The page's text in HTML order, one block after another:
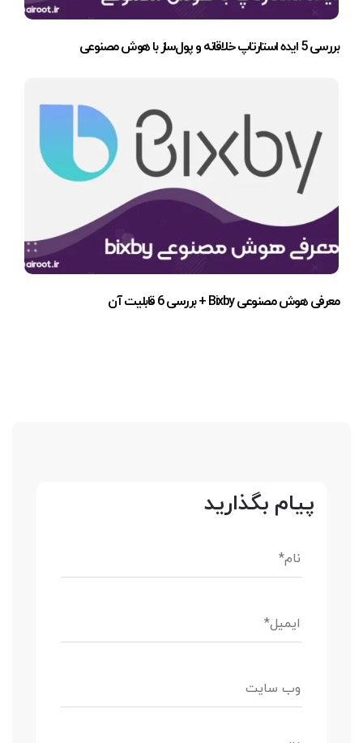
بررسی 5 ایده استارتاپ خلاقانه و پول‌ساز با هوش مصنوعی
معرفی هوش مصنوعی Bixby + بررسی 6 قابلیت آن
پیام بگذارید